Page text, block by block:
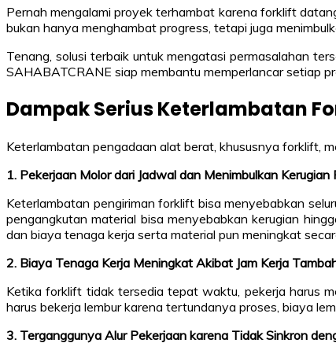
Pernah mengalami proyek terhambat karena forklift
bukan hanya menghambat progress, tetapi juga
Tenang, solusi terbaik untuk mengatasi permasalahan
SAHABATCRANE siap membantu memperlancar setiap
Dampak Serius Keterlambatan
Keterlambatan pengadaan alat berat, khususnya forklift,
1. Pekerjaan Molor dari Jadwal dan Menimbulkan Kerugian
Keterlambatan pengiriman forklift bisa menyebabkan
pengangkutan material bisa menyebabkan kerugian
dan biaya tenaga kerja serta material pun meningkat
2. Biaya Tenaga Kerja Meningkat Akibat Jam Kerja
Ketika forklift tidak tersedia tepat waktu, pekerja harus
harus bekerja lembur karena tertundanya proses, biaya
3. Terganggunya Alur Pekerjaan karena Tidak Sinkron